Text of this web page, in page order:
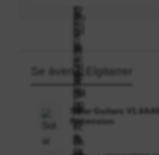
Se även i: Elgitarrer
Solar Guitars
Recension